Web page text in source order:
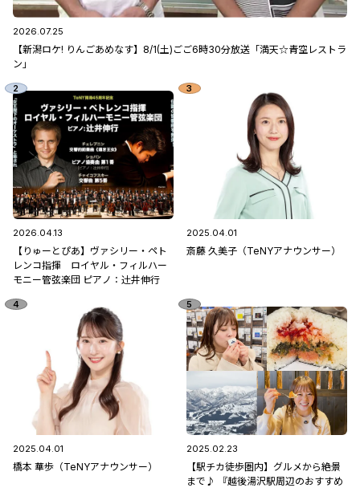
2026.07.25
【新潟ロケ! りんごあめなす】8/1(土)ごご6時30分放送「満天☆青空レストラ
ン」
2026.04.13
【りゅーとぴあ】ヴァシリー・ペト
レンコ指揮 ロイヤル・フィルハー
モニー管弦楽団 ピアノ：辻󠄀井伸行
2025.04.01
斎藤 久美子（TeNYアナウンサー）
2025.04.01
橋本 華歩（TeNYアナウンサー）
2025.02.23
【駅チカ徒歩圏内】グルメから絶景
まで♪ 『越後湯沢駅周辺のおすすめ